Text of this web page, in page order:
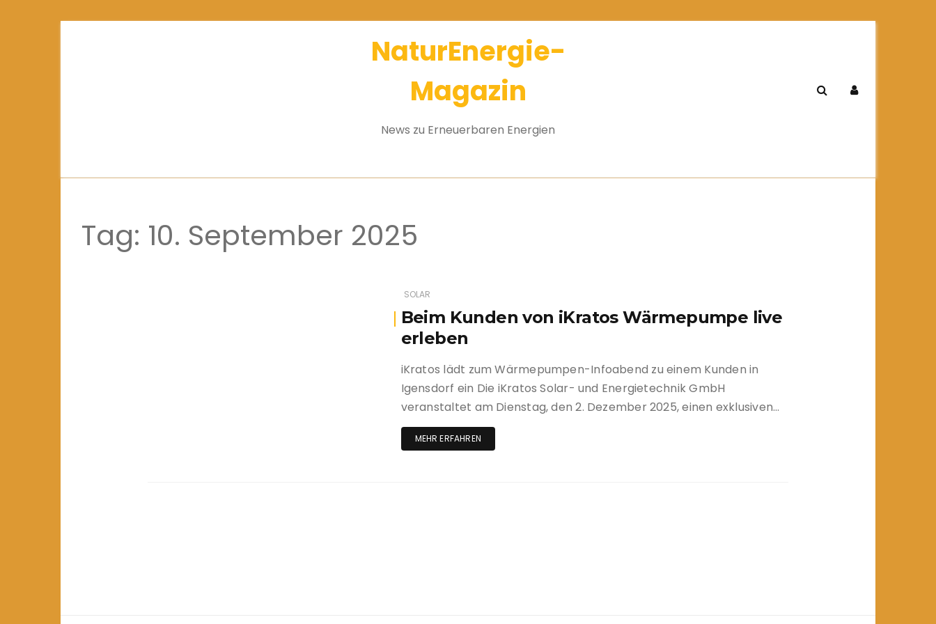
NaturEnergie-
Magazin
News zu Erneuerbaren Energien
Tag: 10. September 2025
SOLAR
Beim Kunden von iKratos Wärmepumpe live
erleben
iKratos lädt zum Wärmepumpen-Infoabend zu einem Kunden in
Igensdorf ein Die iKratos Solar- und Energietechnik GmbH
veranstaltet am Dienstag, den 2. Dezember 2025, einen exklusiven…
MEHR ERFAHREN